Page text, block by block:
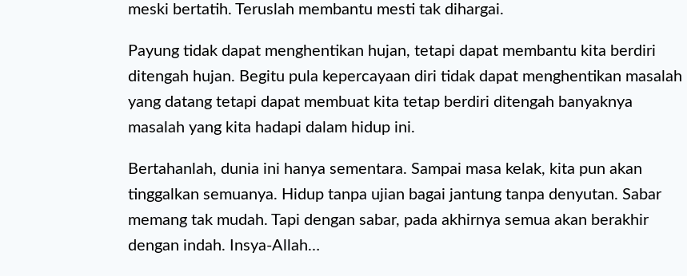
meski bertatih. Teruslah membantu mesti tak dihargai.
Payung tidak dapat menghentikan hujan, tetapi dapat membantu kita berdiri
ditengah hujan. Begitu pula kepercayaan diri tidak dapat menghentikan masalah
yang datang tetapi dapat membuat kita tetap berdiri ditengah banyaknya
masalah yang kita hadapi dalam hidup ini.
Bertahanlah, dunia ini hanya sementara. Sampai masa kelak, kita pun akan
tinggalkan semuanya. Hidup tanpa ujian bagai jantung tanpa denyutan. Sabar
memang tak mudah. Tapi dengan sabar, pada akhirnya semua akan berakhir
dengan indah. Insya-Allah…